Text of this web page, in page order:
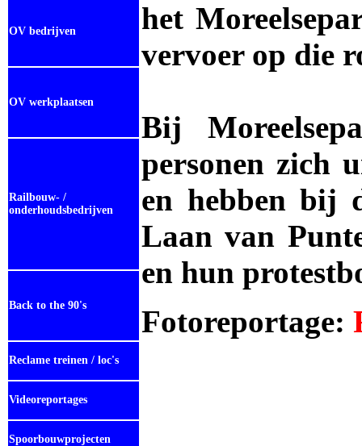
het
vervoer op die
Bij
personen zich
en hebben bij
Laan van
en hun
Fotoreportage:
OV bedrijven
OV werkplaatsen
Railbouw- /
onderhoudsbedrijven
Back to the 90's
Reclame treinen / loc's
Videoreportages
Spoorbouwprojecten